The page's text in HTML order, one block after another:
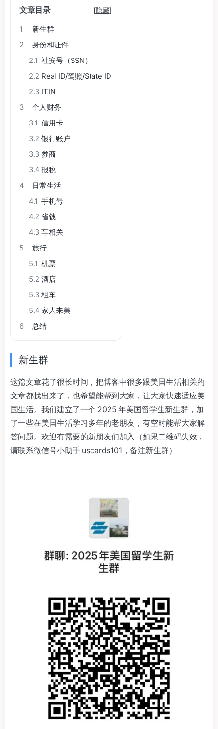
文章目录 [隐藏]
1
新生群
2
身份和证件
2.1 社安号（SSN）
2.2 Real ID/驾照/State ID
2.3 ITIN
3
个人财务
3.1 信用卡
3.2 银行账户
3.3 券商
3.4 报税
4
日常生活
4.1 手机号
4.2 省钱
4.3 车相关
5
旅行
5.1 机票
5.2 酒店
5.3 租车
5.4 家人来美
6
总结
新生群
这篇文章花了很长时间，把博客中很多跟美国生活相关的
文章都找出来了，也希望能帮到大家，让大家快速适应美
国生活。我们建立了一个 2025 年美国留学生新生群，加
了一些在美国生活学习多年的老朋友，有空时能帮大家解
答问题。欢迎有需要的新朋友们加入（如果二维码失效，
请联系微信号小助手 uscards101，备注新生群）